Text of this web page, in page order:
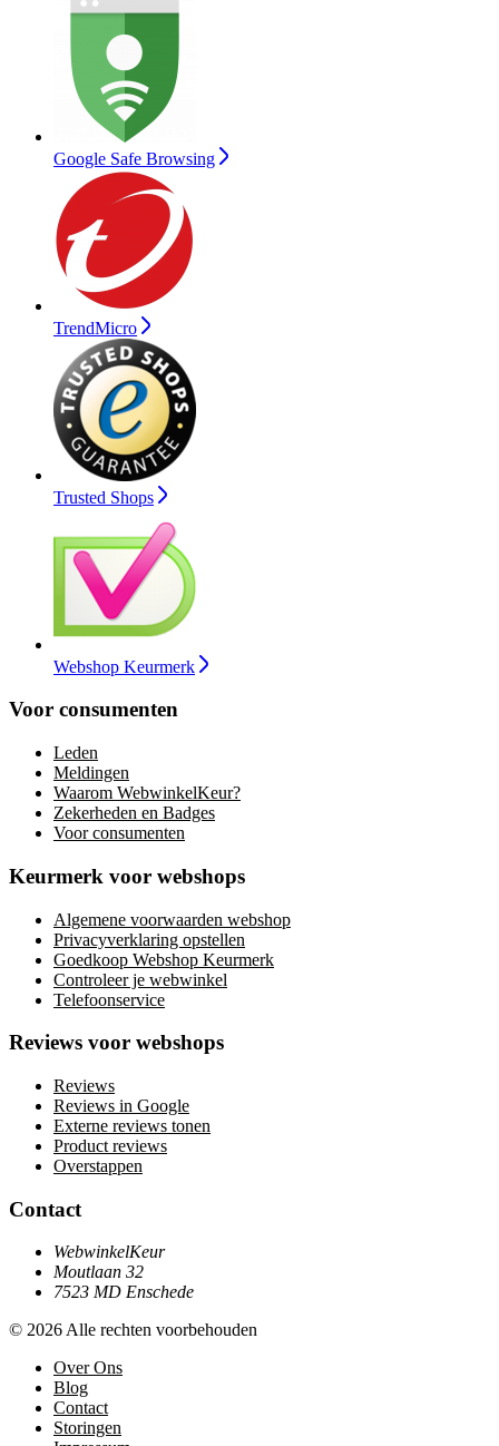
Google Safe Browsing
TrendMicro
Trusted Shops
Webshop Keurmerk
Voor consumenten
Leden
Meldingen
Waarom WebwinkelKeur?
Zekerheden en Badges
Voor consumenten
Keurmerk voor webshops
Algemene voorwaarden webshop
Privacyverklaring opstellen
Goedkoop Webshop Keurmerk
Controleer je webwinkel
Telefoonservice
Reviews voor webshops
Reviews
Reviews in Google
Externe reviews tonen
Product reviews
Overstappen
Contact
WebwinkelKeur
Moutlaan 32
7523 MD Enschede
© 2026 Alle rechten voorbehouden
Over Ons
Blog
Contact
Storingen